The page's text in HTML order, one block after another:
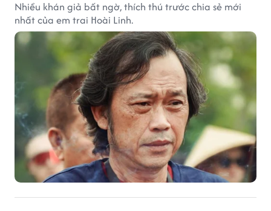
Nhiều khán giả bất ngờ, thích thú trước chia sẻ mới
nhất của em trai Hoài Linh.